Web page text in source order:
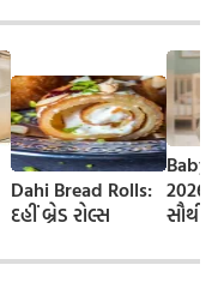
Dahi Bread Rolls:
દહીં બ્રેડ રોલ્સ
Baby